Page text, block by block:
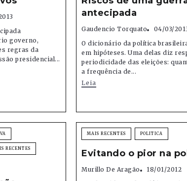
governo,
regras da
presidencial...
antecipada
Gaudencio Torquato
04/03/
O dicionário da política
em hipóteses. Uma delas diz
periodicidade das eleições:
a frequência de...
Leia
RECENTES
MAIS RECENTES POLITICA
Evitando o pior na
Murillo De Aragão
18/01/2012